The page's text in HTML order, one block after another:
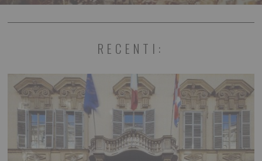
RECENTI: